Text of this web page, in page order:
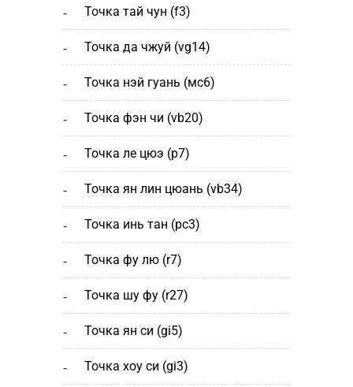
точка тай чун (f3)
точка да чжуй (vg14)
точка нэй гуань (мс6)
точка фэн чи (vb20)
точка ле цюэ (р7)
точка ян лин цюань (vb34)
точка инь тан (рс3)
точка фу лю (r7)
точка шу фу (r27)
точка ян си (gi5)
точка хоу си (gi3)